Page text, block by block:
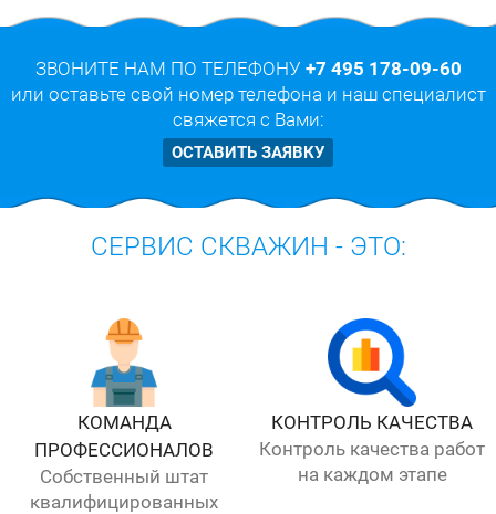
ЗВОНИТЕ НАМ ПО ТЕЛЕФОНУ +7 495 178-09-60
или оставьте свой номер телефона и наш специалист
свяжется с Вами:
ОСТАВИТЬ ЗАЯВКУ
СЕРВИС СКВАЖИН - ЭТО:
КОМАНДА
ПРОФЕССИОНАЛОВ
Собственный штат
квалифицированных
КОНТРОЛЬ КАЧЕСТВА
Контроль качества работ
на каждом этапе